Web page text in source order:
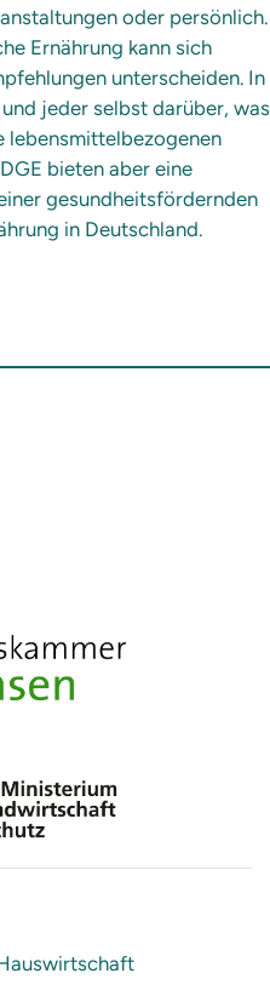
oder persönlich.
Ernährung kann sich
unterscheiden. In
jeder selbst darüber, was
lebensmittelbezogenen
bieten aber eine
gesundheitsfördernden
in Deutschland.